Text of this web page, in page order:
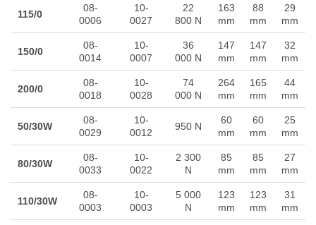
115/0
08-
0006
10-
0027
22
800 N
163
mm
88
mm
29
mm
150/0
08-
0014
10-
0007
36
000 N
147
mm
147
mm
32
mm
200/0
08-
0018
10-
0028
74
000 N
264
mm
165
mm
44
mm
50/30W
08-
0029
10-
0012
950 N
60
mm
60
mm
25
mm
80/30W
08-
0033
10-
0022
2 300
N
85
mm
85
mm
27
mm
110/30W
08-
0003
10-
0003
5 000
N
123
mm
123
mm
31
mm